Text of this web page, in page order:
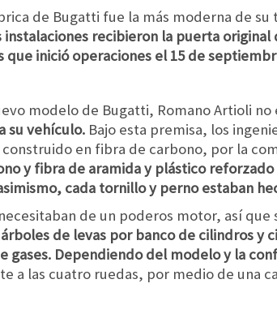
de Bugatti fue la más moderna de
recibieron la puerta
que inició operaciones el 15 de
modelo de Bugatti, Romano Artioli no
su vehículo. Bajo esta premisa, los
en fibra de carbono, por la
y fibra de aramida y plástico
cada tornillo y perno estaban
de un poderos motor, así
árboles de levas por banco de cilindros y
gases. Dependiendo del modelo y la
a las cuatro ruedas, por medio de una